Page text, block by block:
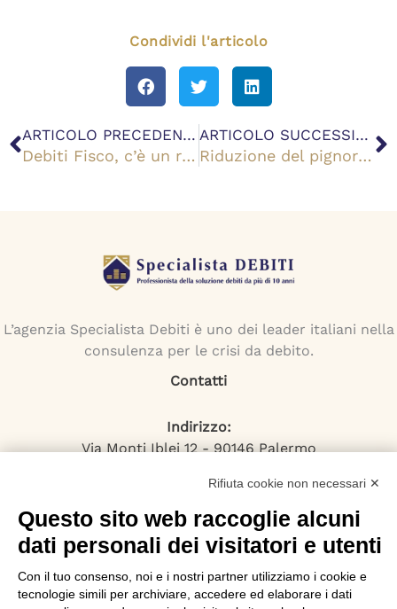
Condividi l'articolo
Precedente ARTICOLO PRECEDENTE
Debiti Fisco, c’è un reddito minimo per non pagare Equitalia?
ARTICOLO SUCCESSIVO
Riduzione del pignoramento: cos’è e come avviene
L’agenzia Specialista Debiti è uno dei leader italiani nella
consulenza per le crisi da debito.
Contatti
Indirizzo:
Via Monti Iblei 12 - 90146 Palermo
Numero Verde:
800-034.597
contattaci@specialistadebiti.it
I nostri servizi
Rifiuta cookie non necessari ✕
Questo sito web raccoglie alcuni
dati personali dei visitatori e utenti
Con il tuo consenso, noi e i nostri partner utilizziamo i cookie e
tecnologie simili per archiviare, accedere ed elaborare i dati